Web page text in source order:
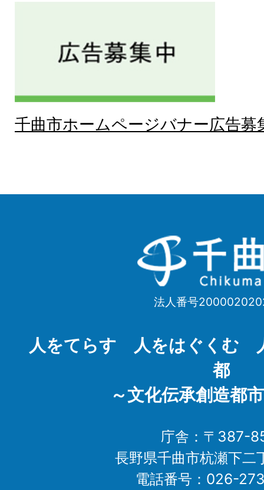
千曲市ホームページバナー広告募
千
曲
Chikuma
法人番号
人をてらす 人をはぐくむ
都
～文化伝承創造都
庁舎：〒387-
長野県千曲市杭瀬下二
電話番号：026-